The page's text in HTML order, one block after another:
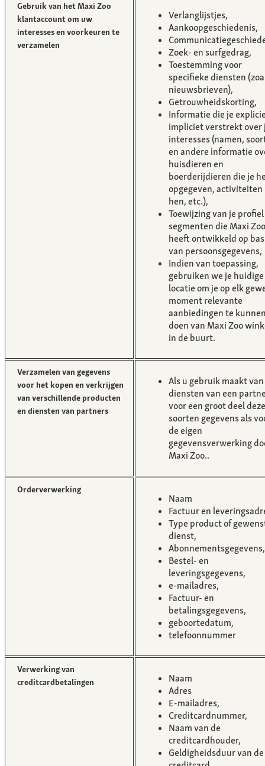
Gebruik van het Maxi Zoo
klantaccount om uw
interesses en voorkeuren te
verzamelen
Verlanglijstjes,
Aankoopgeschiedenis,
Zoek- en surfgedrag,
Toestemming voor
specifieke diensten
nieuwsbrieven),
Getrouwheidskorting,
Informatie die je
impliciet verstrekt over
interesses (namen,
en andere informatie
huisdieren en
boerderijdieren die je
opgegeven, activiteiten
hen, etc.),
Toewijzing van je
segmenten die Maxi Zoo
heeft ontwikkeld op
van persoonsgegevens,
Indien van toepassing,
gebruiken we je huidige
locatie om je op elk
moment relevante
aanbiedingen te
doen van Maxi Zoo
in de buurt.
Verzamelen van gegevens
voor het kopen en verkrijgen
van verschillende producten
en diensten van partners
Als u gebruik maakt
diensten van een
voor een groot deel
soorten gegevens als
de eigen
gegevensverwerking
Maxi Zoo..
Orderverwerking
Naam
Factuur en
Type product of
dienst,
Abonnementsgegevens,
Bestel- en
leveringsgegevens,
e-mailadres,
Factuur- en
betalingsgegevens,
geboortedatum,
telefoonnummer
Verwerking van
creditcardbetalingen
Naam
Adres
E-mailadres,
Creditcardnummer,
Naam van de
creditcardhouder,
Geldigheidsduur van de